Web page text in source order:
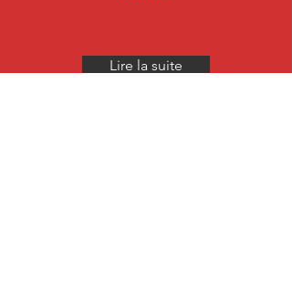
Lire la suite